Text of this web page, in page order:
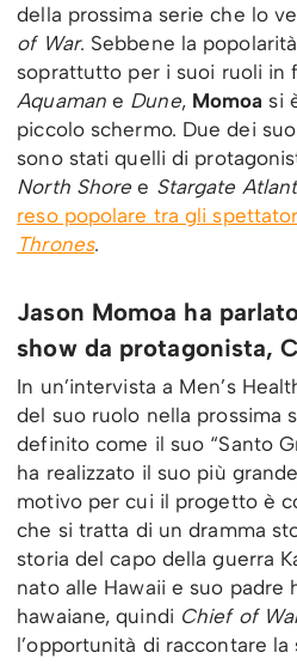
della prossima serie che lo
of War. Sebbene la
soprattutto per i suoi ruoli in
Aquamane Dune, Momoa si
piccolo schermo. Due dei
sono stati quelli di
North Shore e Stargate
reso popolare tra gli
Thrones.
Jason Momoa ha
show da protagonista,
In un’intervista a Men’s
del suo ruolo nella prossima
definito come il suo “Santo
ha realizzato il suo più
motivo per cui il progetto è
che si tratta di un dramma
storia del capo della guerra
nato alle Hawaii e suo padre
hawaiane, quindi Chief of
l’opportunità di raccontare